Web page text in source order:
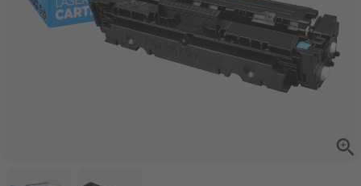
zoom_in